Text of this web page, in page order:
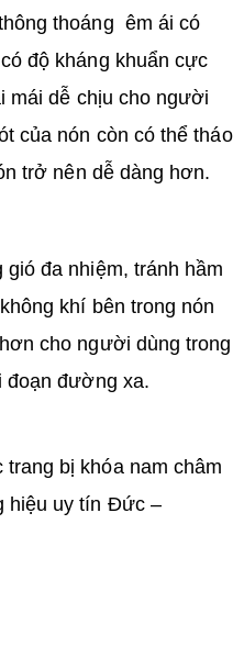
thoáng êm ái có
độ kháng khuẩn cực
mái dễ chịu cho người
của nón còn có thể tháo
trở nên dễ dàng hơn.
đa nhiệm, tránh hầm
khí bên trong nón
cho người dùng trong
đoạn đường xa.
bị khóa nam châm
hiệu uy tín Đức –